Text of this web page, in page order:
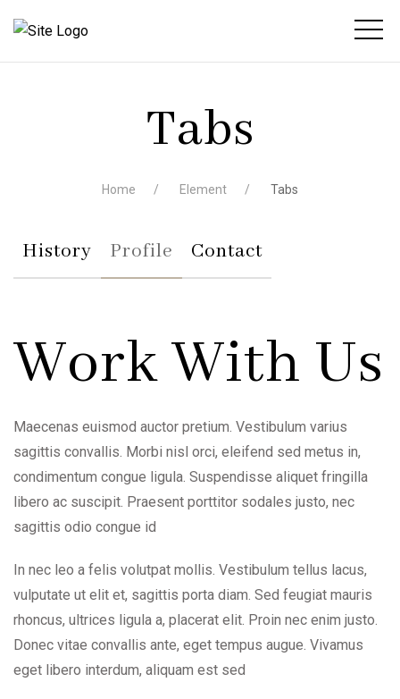
Tabs
Home Element Tabs
History Profile Contact
Work With Us
Maecenas euismod auctor pretium. Vestibulum varius
sagittis convallis. Morbi nisl orci, eleifend sed metus in,
condimentum congue ligula. Suspendisse aliquet fringilla
libero ac suscipit. Praesent porttitor sodales justo, nec
sagittis odio congue id
In nec leo a felis volutpat mollis. Vestibulum tellus lacus,
vulputate ut elit et, sagittis porta diam. Sed feugiat mauris
rhoncus, ultrices ligula a, placerat elit. Proin nec enim justo.
Donec vitae convallis ante, eget tempus augue. Vivamus
eget libero interdum, aliquam est sed